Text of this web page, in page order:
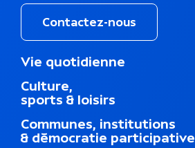
u
e
Contactez-nous
M
n
u
d
u
p
Vie quotidienne
Culture,
sports & loisirs
Communes, institutions
& démocratie participative